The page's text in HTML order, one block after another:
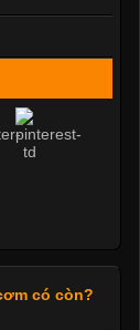
có còn?